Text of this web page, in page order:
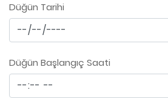
Düğün Tarihi
Düğün Başlangıç Saati